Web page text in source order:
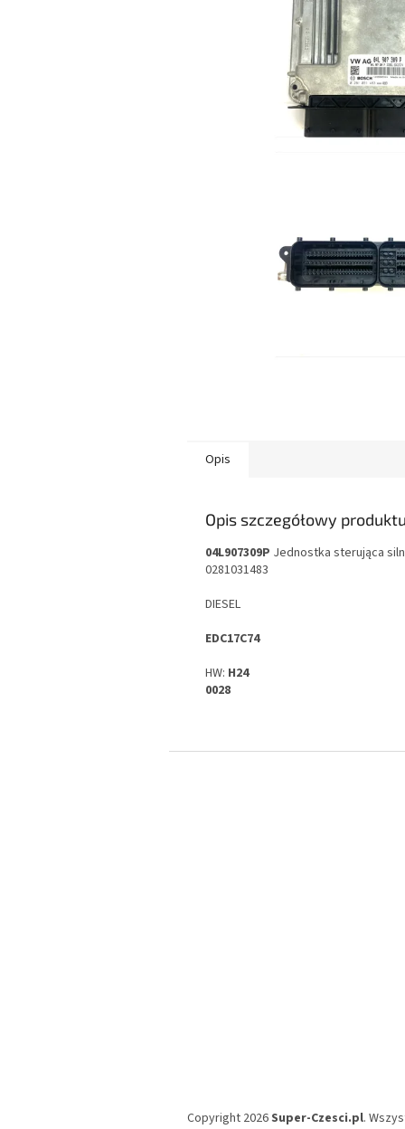
Opis
Opis szczegółowy
04L907309P Jednostka sterująca
0281031483
DIESEL
EDC17C74
HW: H24
0028
Copyright 2026Super-Czesci.pl.